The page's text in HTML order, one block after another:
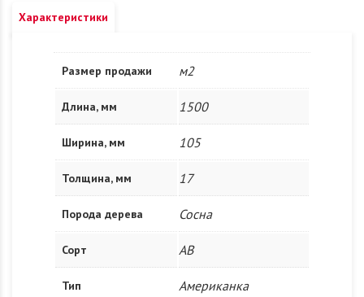
Характеристики
Размер продажи м2
Длина, мм 1500
Ширина, мм 105
Толщина, мм 17
Порода дерева Сосна
Сорт АВ
Тип Американка